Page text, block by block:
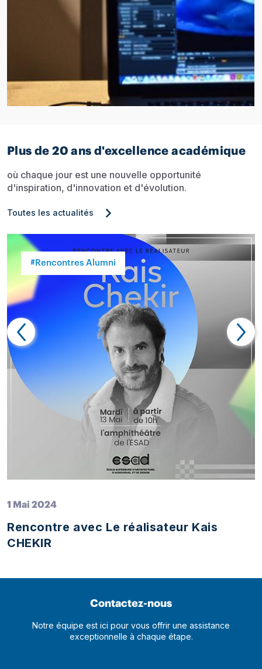
Plus de 20 ans d'excellence académique
où chaque jour est une nouvelle opportunité
d'inspiration, d'innovation et d'évolution.
Toutes les actualités
#Rencontres Alumni
1 Mai 2024
Rencontre avec Le réalisateur Kais
CHEKIR
Contactez-nous
Notre équipe est ici pour vous offrir une assistance
exceptionnelle à chaque étape.